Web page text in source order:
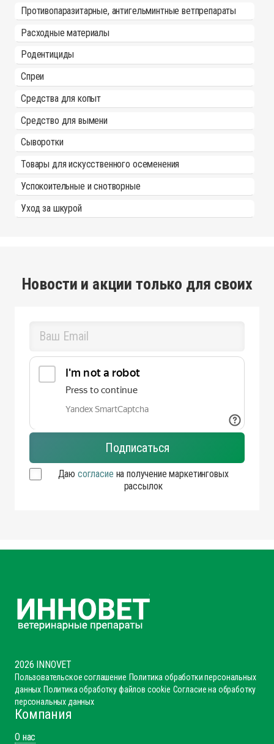
Противопаразитарные, антигельминтные ветпрепараты
Расходные материалы
Родентициды
Спреи
Средства для копыт
Средство для вымени
Сыворотки
Товары для искусственного осеменения
Успокоительные и снотворные
Уход за шкурой
Новости и акции только для своих
Даю согласие на получение маркетинговых
рассылок
2026 INNOVET
Пользовательское соглашение Политика обработки персональных
данных Политика обработку файлов cookie Согласие на обработку
персональных данных
Компания
О нас